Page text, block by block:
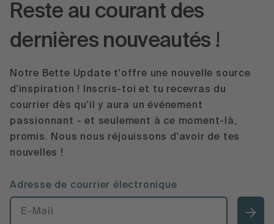
Reste au courant des
dernières nouveautés !
Notre Bette Update t'offre une nouvelle source
d'inspiration ! Inscris-toi et tu recevras du
courrier dès qu'il y aura un événement
passionnant - et seulement à ce moment-là,
promis. Nous nous réjouissons d'avoir de tes
nouvelles !
Adresse de courrier électronique